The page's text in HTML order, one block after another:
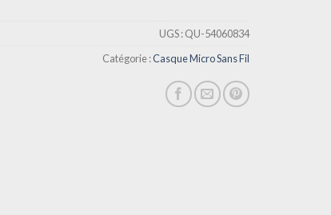
UGS :QU-54060834
Catégorie :Casque Micro Sans Fil